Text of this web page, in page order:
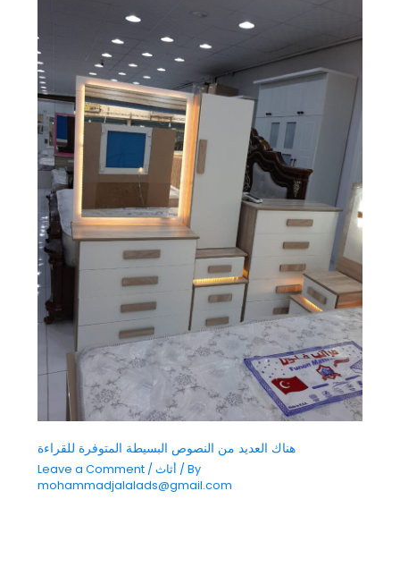
هناك العديد من النصوص البسيطة المتوفرة للقراءة
Leave a Comment / أثاث / By
mohammadjalalads@gmail.com